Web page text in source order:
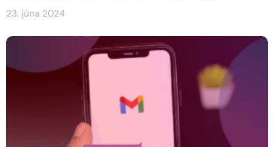
23. júna 2024